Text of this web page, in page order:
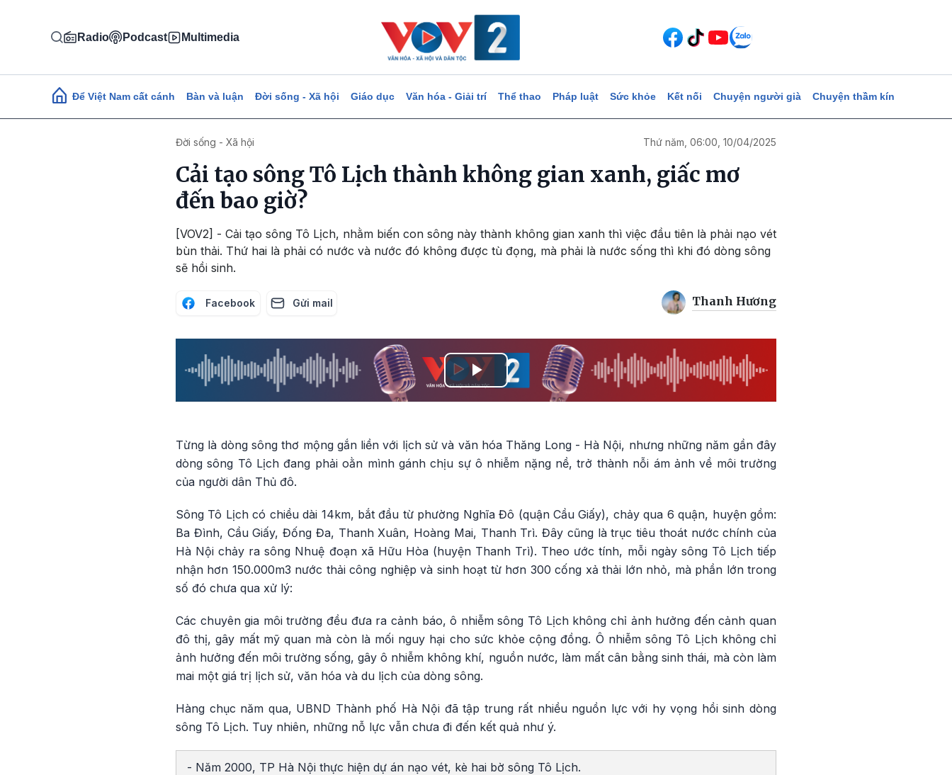
Radio Podcast Multimedia
Main navigation
Để Việt Nam cất cánh Bàn và luận Đời sống - Xã hội Giáo dục Văn hóa - Giải trí Thể thao Pháp luật Sức khỏe Kết nối Chuyện người già Chuyện thầm kín
Đời sống - Xã hội Thứ năm, 06:00, 10/04/2025
Cải tạo sông Tô Lịch thành không gian xanh, giấc mơ
đến bao giờ?
[VOV2] - Cải tạo sông Tô Lịch, nhằm biến con sông này thành không gian xanh thì việc đầu tiên là phải nạo vét
bùn thải. Thứ hai là phải có nước và nước đó không được tù đọng, mà phải là nước sống thì khi đó dòng sông
sẽ hồi sinh.
Facebook Gửi mail Thanh Hương
Play
Từng là dòng sông thơ mộng gắn liền với lịch sử và văn hóa Thăng Long - Hà Nội, nhưng những năm gần đây
dòng sông Tô Lịch đang phải oằn mình gánh chịu sự ô nhiễm nặng nề, trở thành nỗi ám ảnh về môi trường
của người dân Thủ đô.
Sông Tô Lịch có chiều dài 14km, bắt đầu từ phường Nghĩa Đô (quận Cầu Giấy), chảy qua 6 quận, huyện gồm:
Ba Đình, Cầu Giấy, Đống Đa, Thanh Xuân, Hoàng Mai, Thanh Trì. Đây cũng là trục tiêu thoát nước chính của
Hà Nội chảy ra sông Nhuệ đoạn xã Hữu Hòa (huyện Thanh Trì). Theo ước tính, mỗi ngày sông Tô Lịch tiếp
nhận hơn 150.000m3 nước thải công nghiệp và sinh hoạt từ hơn 300 cống xả thải lớn nhỏ, mà phần lớn trong
số đó chưa qua xử lý:
Các chuyên gia môi trường đều đưa ra cảnh báo, ô nhiễm sông Tô Lịch không chỉ ảnh hưởng đến cảnh quan
đô thị, gây mất mỹ quan mà còn là mối nguy hại cho sức khỏe cộng đồng. Ô nhiễm sông Tô Lịch không chỉ
ảnh hưởng đến môi trường sống, gây ô nhiễm không khí, nguồn nước, làm mất cân bằng sinh thái, mà còn làm
mai một giá trị lịch sử, văn hóa và du lịch của dòng sông.
Hàng chục năm qua, UBND Thành phố Hà Nội đã tập trung rất nhiều nguồn lực với hy vọng hồi sinh dòng
sông Tô Lịch. Tuy nhiên, những nỗ lực vẫn chưa đi đến kết quả như ý.
- Năm 2000, TP Hà Nội thực hiện dự án nạo vét, kè hai bờ sông Tô Lịch.